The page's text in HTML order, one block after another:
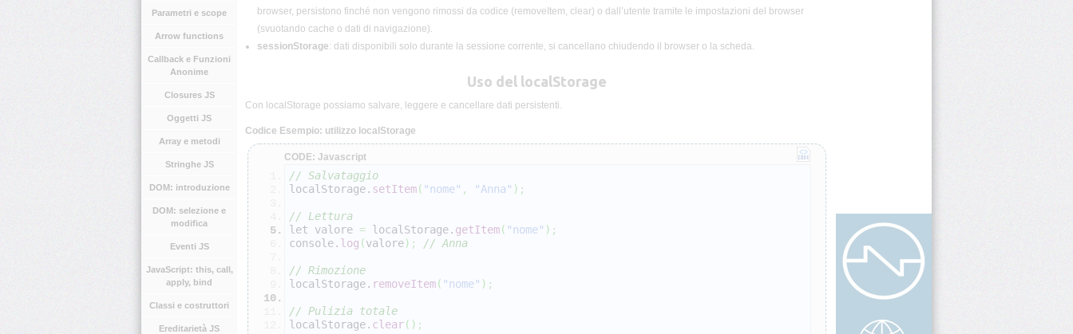
Parametri e scope
Arrow functions
Callback e Funzioni
Anonime
Closures JS
Oggetti JS
Array e metodi
Stringhe JS
DOM: introduzione
DOM: selezione e
modifica
Eventi JS
JavaScript: this, call,
apply, bind
Classi e costruttori
Ereditarietà JS
browser, persistono finché non vengono rimossi da codice (removeItem, clear) o dall’utente tramite le impostazioni del browser
(svuotando cache o dati di navigazione).
sessionStorage: dati disponibili solo durante la sessione corrente, si cancellano chiudendo il browser o la scheda.
Uso del localStorage
Con localStorage possiamo salvare, leggere e cancellare dati persistenti.
Codice Esempio: utilizzo localStorage
CODE: Javascript
// Salvataggio
localStorage. setItem( "nome" , "Anna" ) ;
// Lettura
let valore = localStorage. getItem( "nome" ) ;
console. log (valore) ; // Anna
// Rimozione
localStorage. removeItem( "nome" ) ;
// Pulizia totale
localStorage. clear( ) ;